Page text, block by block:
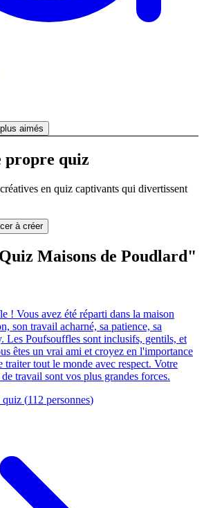
aimés
propre quiz
en quiz captivants qui divertissent
à créer
Maisons de Poudlard"
! Vous avez été réparti dans la maison
son travail acharné, sa patience, sa
Les Poufsouffles sont inclusifs, gentils, et
êtes un vrai ami et croyez en l'importance
traiter tout le monde avec respect. Votre
travail sont vos plus grandes forces.
quiz (112 personnes)